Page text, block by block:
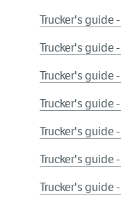
Trucker's guide
Trucker's guide
Trucker's guide
Trucker's guide
Trucker's guide
Trucker's guide
Trucker's guide